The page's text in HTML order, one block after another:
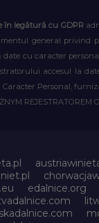
în legătură cu GDPR
general privind
date cu caracter
accesul la
Personal,
REJESTRATOREM
edalnice.org